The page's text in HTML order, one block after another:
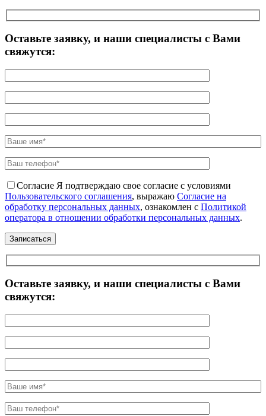
Оставьте заявку, и наши специалисты с Вами
свяжутся:
Согласие Я подтверждаю свое согласие с условиями
Пользовательского соглашения, выражаю Согласие на
обработку персональных данных, ознакомлен с Политикой
оператора в отношении обработки персональных данных.
Оставьте заявку, и наши специалисты с Вами
свяжутся: